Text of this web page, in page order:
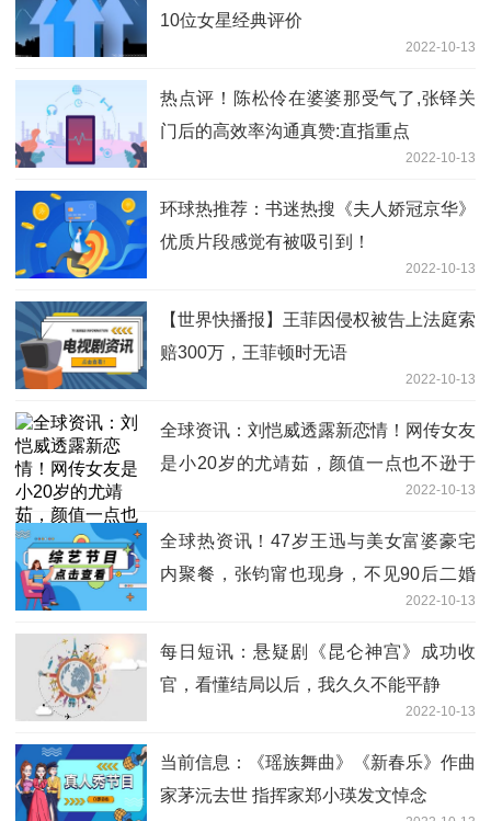
10位女星经典评价
2022-10-13
热点评！陈松伶在婆婆那受气了,张铎关
门后的高效率沟通真赞:直指重点
2022-10-13
环球热推荐：书迷热搜《夫人娇冠京华》
优质片段感觉有被吸引到！
2022-10-13
【世界快播报】王菲因侵权被告上法庭索
赔300万，王菲顿时无语
2022-10-13
全球资讯：刘恺威透露新恋情！网传女友
是小20岁的尤靖茹，颜值一点也不逊于
2022-10-13
全球热资讯！47岁王迅与美女富婆豪宅
内聚餐，张钧甯也现身，不见90后二婚
2022-10-13
每日短讯：悬疑剧《昆仑神宫》成功收
官，看懂结局以后，我久久不能平静
2022-10-13
当前信息：《瑶族舞曲》《新春乐》作曲
家茅沅去世 指挥家郑小瑛发文悼念